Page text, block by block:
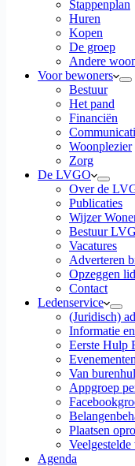
Stappenplan
Huren
Kopen
De groep
Andere
Voor bewoners
Bestuur
Het pand
Financiën
Woonplezier
Zorg
De LVGO
Over de
Publicaties
Wijzer
Bestuur
Vacatures
Adverteren
Opzeggen
Contact
Ledenservice
(Juridisch)
Informatie
Eerste Hulp
Evenementen
Van
Appgroep
Plaatsen
Veelgestelde
Agenda